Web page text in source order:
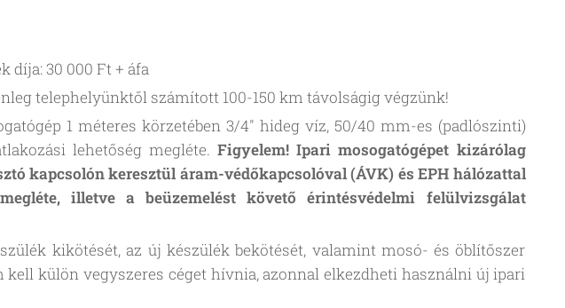
díja: 30 000 Ft + áfa
telephelyünktől számított 100-150 km távolságig végzünk!
1 méteres körzetében 3/4" hideg víz, 50/40 mm-es (padlószinti)
lehetőség megléte. Figyelem! Ipari mosogatógépet kizárólag
kapcsolón keresztül áram-védőkapcsolóval (ÁVK) és EPH hálózattal
illetve a beüzemelést követő érintésvédelmi felülvizsgálat
kikötését, az új készülék bekötését, valamint mosó- és öblítőszer
kell külön vegyszeres céget hívnia, azonnal elkezdheti használni új ipari